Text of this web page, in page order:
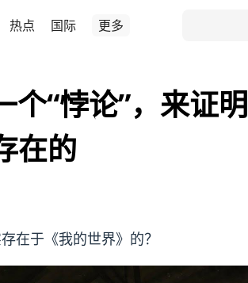
热点 国际 更多
个“悖论”，来证明
在的
在于《我的世界》的？